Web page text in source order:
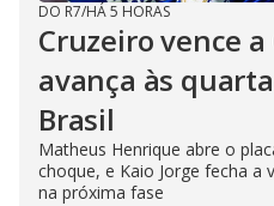
DO R7/HÁ 5 HORAS
Cruzeiro vence
avança às
Brasil
Matheus Henrique abre o
choque, e Kaio Jorge fecha a
na próxima fase